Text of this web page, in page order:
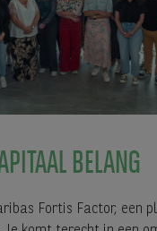
BELANG
Fortis Factor, een